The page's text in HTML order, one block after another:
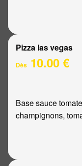
Pizza las vegas
Dès 10.00 €
Base sauce
champignons,